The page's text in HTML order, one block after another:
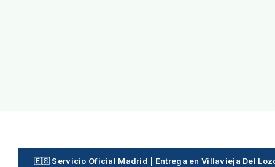
🇪🇸 Servicio Oficial Madrid | Entrega en Villavieja Del